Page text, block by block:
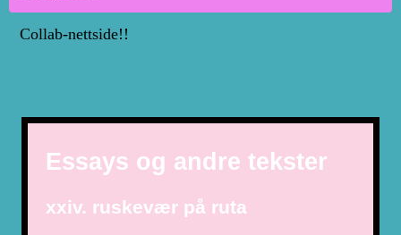
Collab-nettside!!
Essays og andre tekster
xxiv. ruskevær på ruta